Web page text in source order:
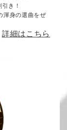
き！
渾身の選曲をぜ
詳細はこちら